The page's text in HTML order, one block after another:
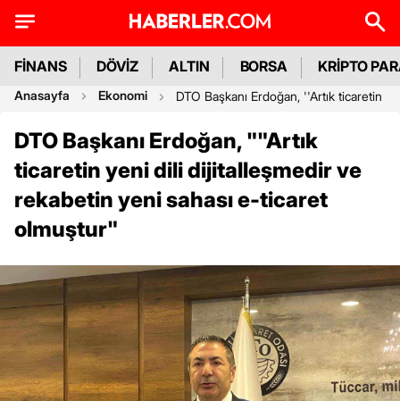
FİNANS DÖVİZ ALTIN BORSA KRİPTO
Anasayfa Ekonomi DTO Başkanı Erdoğan, ''Artık ticaretin
DTO Başkanı Erdoğan, ""Artık
ticaretin yeni dili dijitalleşmedir ve
rekabetin yeni sahası e-ticaret
olmuştur"